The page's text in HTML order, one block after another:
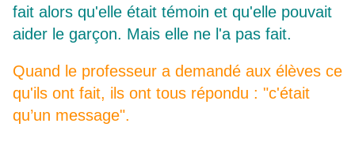
fait alors qu'elle était témoin et qu'elle pouvait
aider le garçon. Mais elle ne l'a pas fait.
Quand le professeur a demandé aux élèves ce
qu'ils ont fait, ils ont tous répondu : "c'était
qu’un message".